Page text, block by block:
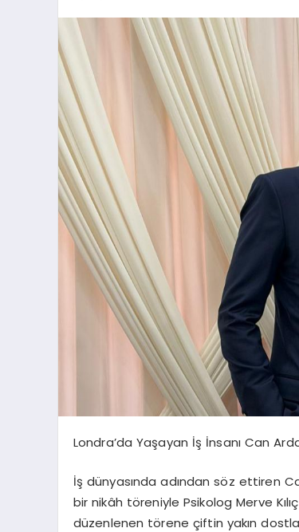
Londra’da Yaşayan İş İnsanı Can
İş dünyasında adından söz ettiren
bir nikâh töreniyle Psikolog Merve
düzenlenen törene çiftin yakın